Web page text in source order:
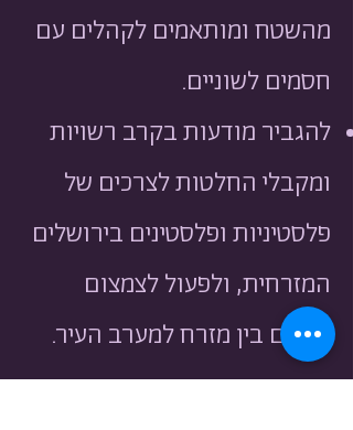
מהשטח ומותאמים לקהלים עם
חסמים לשוניים.
להגביר מודעות בקרב רשויות
ומקבלי החלטות לצרכים של
פלסטיניות ופלסטינים בירושלים
המזרחית, ולפעול לצמצום
פערים בין מזרח למערב העיר.